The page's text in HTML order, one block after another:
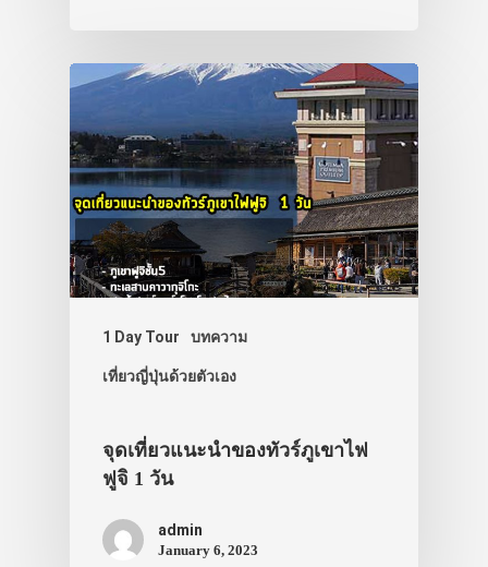
1 Day Tour บทความ
เที่ยวญี่ปุ่นด้วยตัวเอง
จุดเที่ยวแนะนำของทัวร์ภูเขาไฟ
ฟูจิ 1 วัน
admin
January 6, 2023